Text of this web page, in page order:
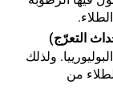
التعرّج)
ولذلك
من